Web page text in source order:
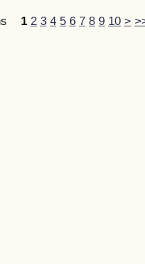
1 2 3 4 5 6 7 8 9 10 >